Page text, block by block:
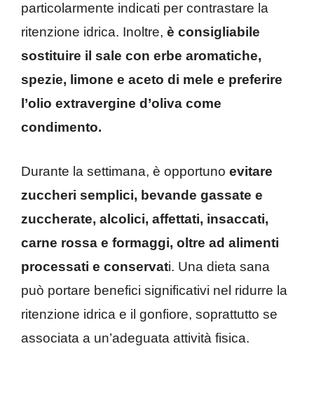
particolarmente indicati per contrastare la
ritenzione idrica. Inoltre, è consigliabile
sostituire il sale con erbe aromatiche,
spezie, limone e aceto di mele e preferire
l’olio extravergine d’oliva come
condimento.
Durante la settimana, è opportuno evitare
zuccheri semplici, bevande gassate e
zuccherate, alcolici, affettati, insaccati,
carne rossa e formaggi, oltre ad alimenti
processati e conservati. Una dieta sana
può portare benefici significativi nel ridurre la
ritenzione idrica e il gonfiore, soprattutto se
associata a un’adeguata attività fisica.